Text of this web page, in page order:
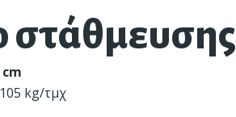
στάθμευσης
kg/τμχ